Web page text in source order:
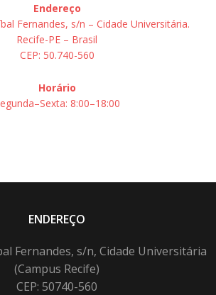
Endereço
Fernandes, s/n – Cidade Universitária.
Recife-PE – Brasil
CEP: 50.740-560
Horário
8:00–18:00
ENDEREÇO
Fernandes, s/n, Cidade Universitária
(Campus Recife)
CEP: 50740-560